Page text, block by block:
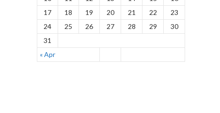
« Apr
17
18 19 20 21 22
23
24
25 26 27 28 29
30
31